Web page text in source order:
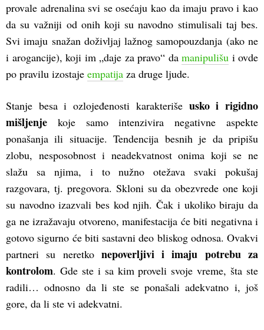
provale adrenalina svi se osećaju kao da imaju pravo i kao
da su važniji od onih koji su navodno stimulisali taj bes.
Svi imaju snažan doživljaj lažnog samopouzdanja (ako ne
i arogancije), koji im „daje za pravo“ da manipulišu i ovde
po pravilu izostaje empatija za druge ljude.
Stanje besa i ozlojeđenosti karakteriše usko i rigidno
mišljenje koje samo intenzivira negativne aspekte
ponašanja ili situacije. Tendencija besnih je da pripišu
zlobu, nesposobnost i neadekvatnost onima koji se ne
slažu sa njima, i to nužno otežava svaki pokušaj
razgovara, tj. pregovora. Skloni su da obezvrede one koji
su navodno izazvali bes kod njih. Čak i ukoliko biraju da
ga ne izražavaju otvoreno, manifestacija će biti negativna i
gotovo sigurno će biti sastavni deo bliskog odnosa. Ovakvi
partneri su neretko nepoverljivi i imaju potrebu za
kontrolom. Gde ste i sa kim proveli svoje vreme, šta ste
radili… odnosno da li ste se ponašali adekvatno i, još
gore, da li ste vi adekvatni.